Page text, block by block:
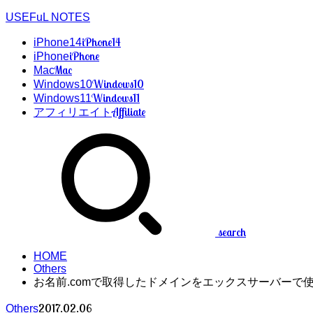
USEFuL NOTES
iPhone14iPhone14
iPhoneiPhone
MacMac
Windows10Windows10
Windows11Windows11
アフィリエイトAffiliate
search
HOME
Others
お名前.comで取得したドメインをエックスサーバーで
Others2017.02.06